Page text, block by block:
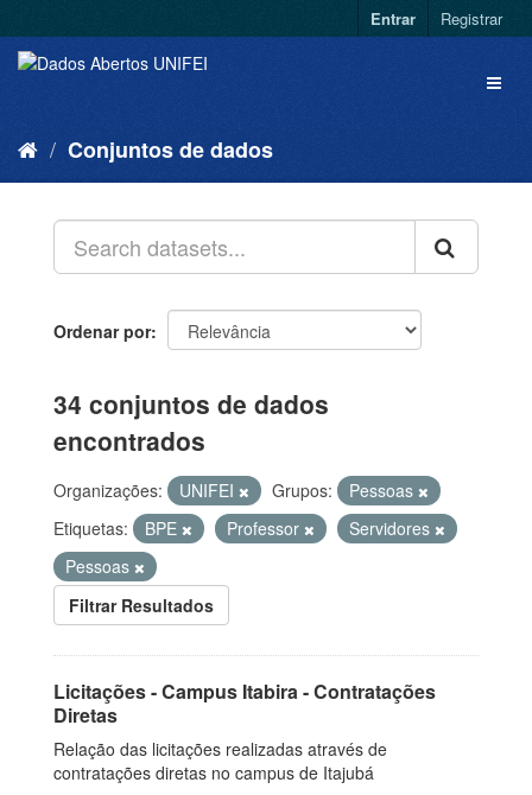
Entrar Registrar
Conjuntos de dados
Ordenar por
34 conjuntos de dados
encontrados
Organizações: UNIFEI Grupos:
Pessoas
Etiquetas:
BPE Professor
Servidores
Pessoas
Filtrar Resultados
Licitações - Campus Itabira - Contratações
Diretas
Relação das licitações realizadas através de
contratações diretas no campus de Itajubá